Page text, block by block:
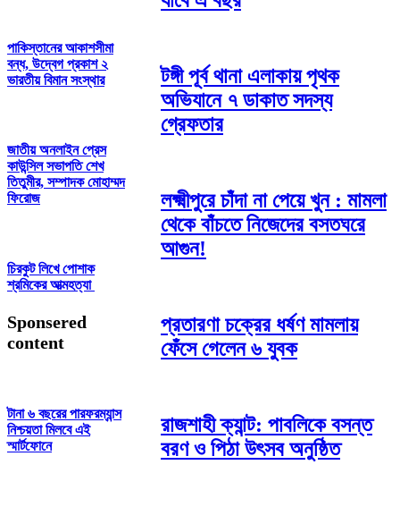
পাকিস্তানের আকাশসীমা
বন্ধ, উদ্বেগ প্রকাশ ২
ভারতীয় বিমান সংস্থার
জাতীয় অনলাইন প্রেস
কাউন্সিল সভাপতি শেখ
তিতুমীর, সম্পাদক মোহাম্মদ
ফিরোজ
চিরকুট লিখে পোশাক
শ্রমিকের আত্মহত্যা
Sponsered
content
টানা ৬ বছরের পারফরম্যান্স
নিশ্চয়তা মিলবে এই
স্মার্টফোনে
টঙ্গী পূর্ব থানা এলাকায় পৃথক
অভিযানে ৭ ডাকাত সদস্য
গ্রেফতার
লক্ষ্মীপুরে চাঁদা না পেয়ে খুন : মামলা
থেকে বাঁচতে নিজেদের বসতঘরে
আগুন!
প্রতারণা চক্রের ধর্ষণ মামলায়
ফেঁসে গেলেন ৬ যুবক
রাজশাহী ক্যান্ট: পাবলিকে বসন্ত
বরণ ও পিঠা উৎসব অনুষ্ঠিত